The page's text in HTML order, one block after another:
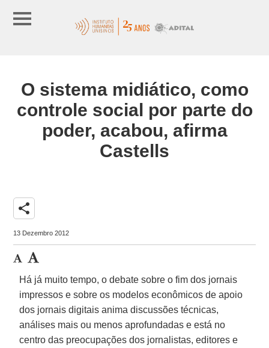
O sistema midiático, como
controle social por parte do
poder, acabou, afirma
Castells
share
13 Dezembro 2012
Há já muito tempo, o debate sobre o fim dos jornais
impressos e sobre os modelos econômicos de apoio
dos jornais digitais anima discussões técnicas,
análises mais ou menos aprofundadas e está no
centro das preocupações dos jornalistas, editores e